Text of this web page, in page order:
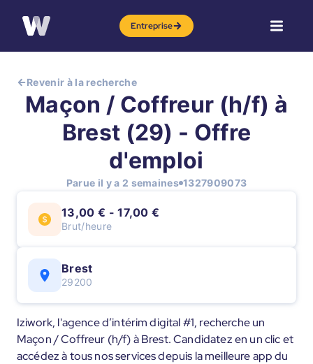
Entreprise
Revenir à la recherche
Maçon / Coffreur (h/f) à
Brest (29) - Offre
d'emploi
Parue il y a 2 semaines 1327909073
13,00 € - 17,00 €
Brut/heure
Brest
29200
Iziwork, l'agence d’intérim digital #1, recherche un
Maçon / Coffreur (h/f) à Brest. Candidatez en un clic et
accédez à tous nos services depuis la meilleure app du